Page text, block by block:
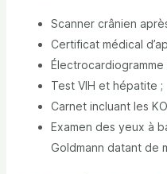
Scanner crânien
Certificat médical
Électrocardiogramme
Test VIH et hépatite ;
Carnet incluant les
Examen des yeux à
Goldmann datant de